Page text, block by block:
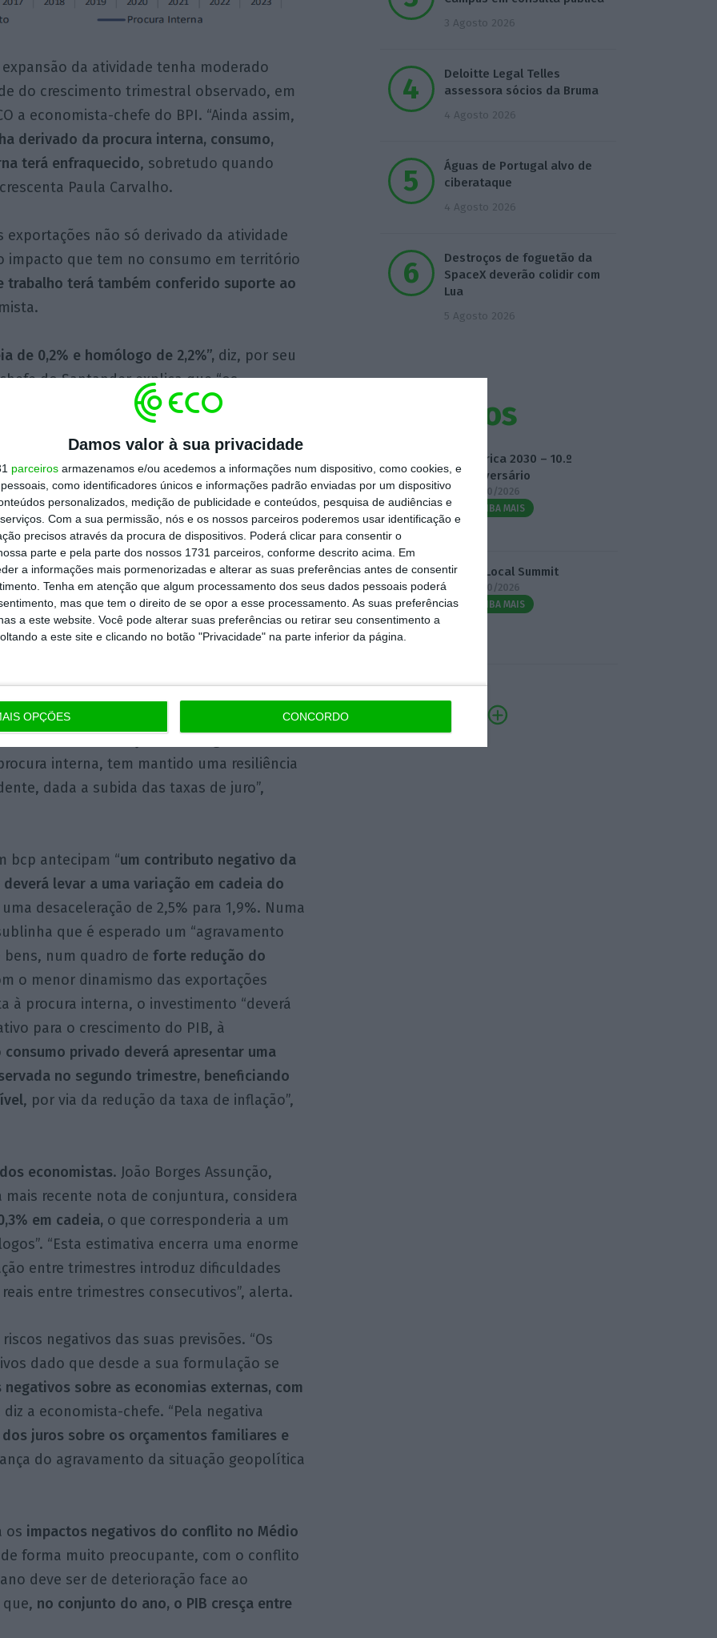
Damos valor à sua privacidade
parceiros armazenamos e/ou acedemos a informações num dispositivo, como cookies, e
como identificadores únicos e informações padrão enviadas por um dispositivo
personalizados, medição de publicidade e conteúdos, pesquisa de audiências e
Com a sua permissão, nós e os nossos parceiros poderemos usar identificação e
precisos através da procura de dispositivos. Poderá clicar para consentir o
parte e pela parte dos nossos 1731 parceiros, conforme descrito acima. Em
a informações mais pormenorizadas e alterar as suas preferências antes de consentir
Tenha em atenção que algum processamento dos seus dados pessoais poderá
mas que tem o direito de se opor a esse processamento. As suas preferências
a este website. Você pode alterar suas preferências ou retirar seu consentimento a
a este site e clicando no botão "Privacidade" na parte inferior da página.
OPÇÕES CONCORDO
da atividade tenha moderado
do crescimento trimestral observado, em
a economista-chefe do BPI. “Ainda assim,
derivado da procura interna, consumo,
terá enfraquecido, sobretudo quando
Paula Carvalho.
não só derivado da atividade
que tem no consumo em território
trabalho terá também conferido suporte ao
de 0,2% e homólogo de 2,2%”, diz, por seu
do Santander explica que “os
a ser a procura interna,
positivo, enquanto o
crescimento face ao contexto de custos
externa terá tido um contributo
com as exportações a poderem ter caído
acrescenta.
a paragem da Autoeuropa,recorda Pedro
continuado negativo no caso dos bens
em desaceleração no caso do turismo,
trimestre”, admite o economista chefe do
a estimativa de uma
variação em cadeia
uma desaceleração homóloga de 2,5%
procura interna, tem mantido uma resiliência
dada a subida das taxas de juro”,
bcp antecipam “um contributo negativo da
levar a uma variação em cadeia do
desaceleração de 2,5% para 1,9%. Numa
que é esperado um “agravamento
num quadro de forte redução do
o menor dinamismo das exportações
à procura interna, o investimento “deverá
para o crescimento do PIB, à
consumo privado deverá apresentar uma
no segundo trimestre, beneficiando
, por via da redução da taxa de inflação”,
economistas. João Borges Assunção,
recente nota de conjuntura, considera
em cadeia, o que corresponderia a um
“Esta estimativa encerra uma enorme
entre trimestres introduz dificuldades
entre trimestres consecutivos”, alerta.
negativos das suas previsões. “Os
dado que desde a sua formulação se
sobre as economias externas, com
diz a economista-chefe. “Pela negativa
juros sobre os orçamentos familiares e
do agravamento da situação geopolítica
os impactos negativos do conflito no Médio
forma muito preocupante, com o conflito
deve ser de deterioração face ao
que, no conjunto do ano, o PIB cresça entre
3 Agosto 2026
Deloitte Legal Telles
assessora sócios da Bruma
4 Agosto 2026
Águas de Portugal alvo de
ciberataque
4 Agosto 2026
Destroços de foguetão da
SpaceX deverão colidir com
Lua
5 Agosto 2026
Eventos
Fábrica 2030 – 10.º
Aniversário
14/10/2026
SAIBA MAIS
3.º Local Summit
07/10/2026
SAIBA MAIS